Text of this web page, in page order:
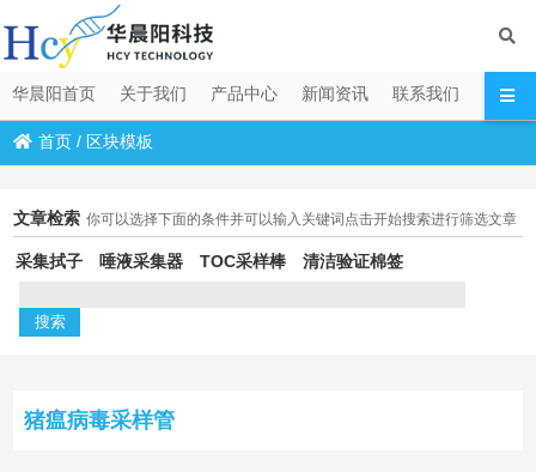
华晨阳首页 关于我们 产品中心 新闻资讯 联系我们
首页 / 区块模板
文章检索 你可以选择下面的条件并可以输入关键词点击开始搜索进行筛选文章
采集拭子 唾液采集器 TOC采样棒 清洁验证棉签
猪瘟病毒采样管